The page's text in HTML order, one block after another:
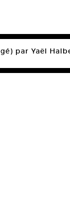
par Yaël